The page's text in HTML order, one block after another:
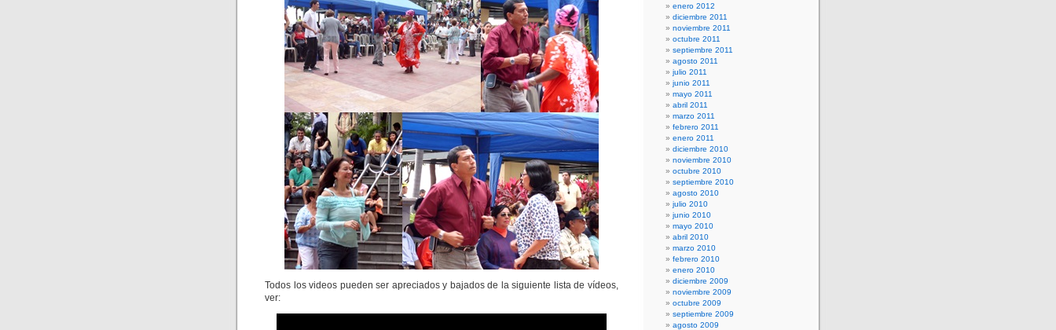
Todos los videos pueden ser apreciados y bajados de la siguiente lista de vídeos,
ver:
enero 2012
diciembre 2011
noviembre 2011
octubre 2011
septiembre 2011
agosto 2011
julio 2011
junio 2011
mayo 2011
abril 2011
marzo 2011
febrero 2011
enero 2011
diciembre 2010
noviembre 2010
octubre 2010
septiembre 2010
agosto 2010
julio 2010
junio 2010
mayo 2010
abril 2010
marzo 2010
febrero 2010
enero 2010
diciembre 2009
noviembre 2009
octubre 2009
septiembre 2009
agosto 2009